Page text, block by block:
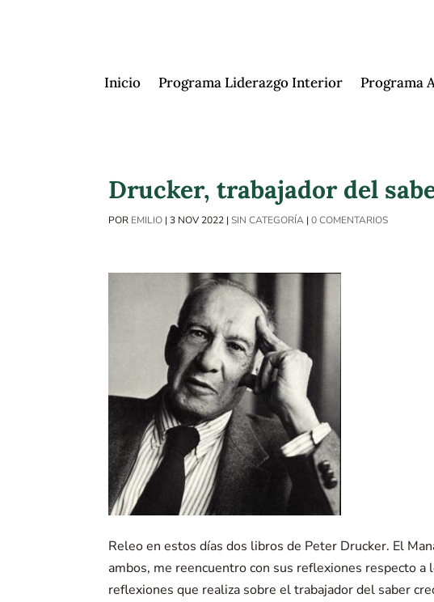
Inicio Programa Liderazgo Interior Programa
Drucker, trabajador del
POR EMILIO |3 NOV 2022 |SIN CATEGORÍA |0 COMENTARIOS
Releo en estos días dos libros de Peter Drucker. El
ambos, me reencuentro con sus reflexiones respecto a
reflexiones que realiza sobre el trabajador del saber